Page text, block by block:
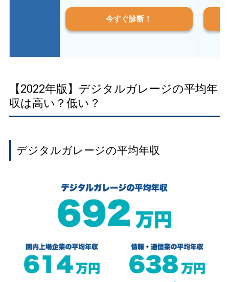
今すぐ診断！
【2022年版】デジタルガレージの平均年
収は高い？低い？
デジタルガレージの平均年収